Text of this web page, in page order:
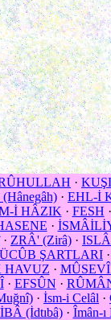
·
· EHL-İ
İ HÂZIK · FESH
·
· ZRÂ' (Zirâ) ·
ŞARTLARI
HAVUZ ·
· EFSÛN ·
· İsm-i Celâl ·
(İdtıbâ)· Îmân-ı